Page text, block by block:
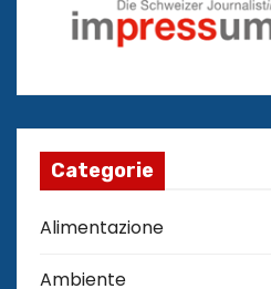
Categorie
Alimentazione
Ambiente